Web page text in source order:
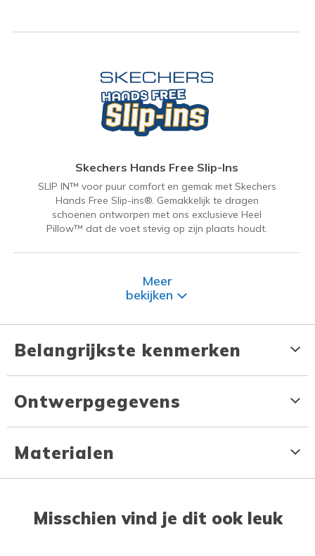
Skechers Hands Free Slip-Ins
SLIP IN™ voor puur comfort en gemak met Skechers
Hands Free Slip-ins®. Gemakkelijk te dragen
schoenen ontworpen met ons exclusieve Heel
Pillow™ dat de voet stevig op zijn plaats houdt.
Meer
bekijken
Belangrijkste kenmerken
Ontwerpgegevens
Materialen
Misschien vind je dit ook leuk